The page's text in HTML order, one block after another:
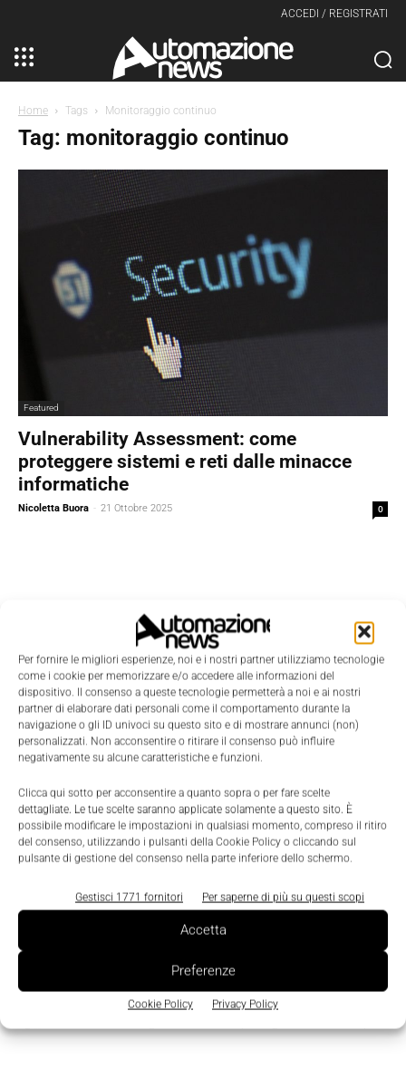
Per fornire le migliori esperienze, noi e i nostri partner utilizziamo tecnologie
come i cookie per memorizzare e/o accedere alle informazioni del
dispositivo. Il consenso a queste tecnologie permetterà a noi e ai nostri
partner di elaborare dati personali come il comportamento durante la
navigazione o gli ID univoci su questo sito e di mostrare annunci (non)
personalizzati. Non acconsentire o ritirare il consenso può influire
negativamente su alcune caratteristiche e funzioni.
Clicca qui sotto per acconsentire a quanto sopra o per fare scelte
dettagliate. Le tue scelte saranno applicate solamente a questo sito. È
possibile modificare le impostazioni in qualsiasi momento, compreso il ritiro
del consenso, utilizzando i pulsanti della Cookie Policy o cliccando sul
pulsante di gestione del consenso nella parte inferiore dello schermo.
Gestisci 1771 fornitori Per saperne di più su questi scopi
Accetta
Preferenze
Cookie Policy Privacy Policy
ACCEDI / REGISTRATI
Home Tags Monitoraggio continuo
Tag: monitoraggio continuo
Featured
Vulnerability Assessment: come
proteggere sistemi e reti dalle minacce
informatiche
Nicoletta Buora - 21 Ottobre 2025 0
Edicola